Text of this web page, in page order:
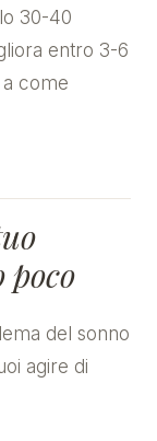
30-40
entro 3-6
come
poco
del sonno
agire di